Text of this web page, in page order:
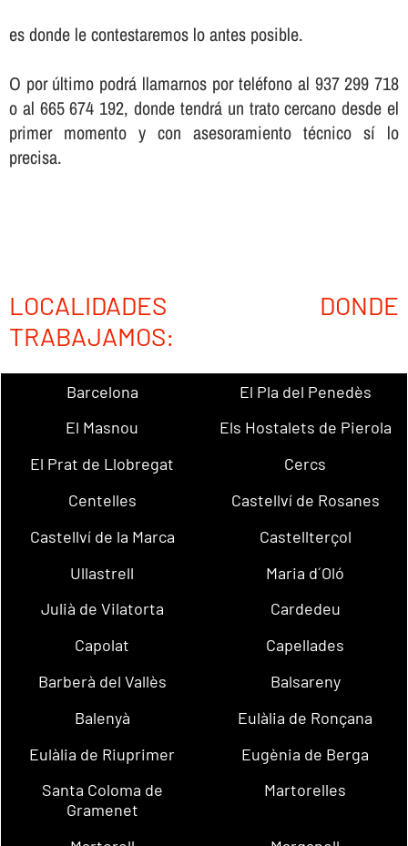
es donde le contestaremos lo antes posible.
O por último podrá llamarnos por teléfono al 937 299 718
o al 665 674 192, donde tendrá un trato cercano desde el
primer momento y con asesoramiento técnico sí­ lo
precisa.
LOCALIDADES DONDE
TRABAJAMOS:
Barcelona
El Pla del Penedès
El Masnou
Els Hostalets de Pierola
El Prat de Llobregat
Cercs
Centelles
Castellví de Rosanes
Castellví de la Marca
Castellterçol
Ullastrell
Maria d´Oló
Julià de Vilatorta
Cardedeu
Capolat
Capellades
Barberà del Vallès
Balsareny
Balenyà
Eulàlia de Ronçana
Eulàlia de Riuprimer
Eugènia de Berga
Santa Coloma de
Gramenet
Martorelles